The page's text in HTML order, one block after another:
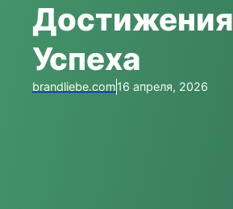
Достижения
Успеха
brandliebe.com16 апреля, 2026